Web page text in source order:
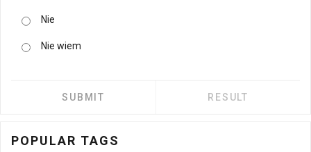
Nie
Nie wiem
POPULAR TAGS